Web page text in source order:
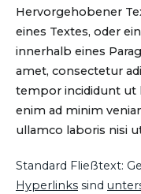
Hervorgehobener
eines Textes, oder
innerhalb eines
amet, consectetur
tempor incididunt ut
enim ad minim
ullamco laboris nisi
Standard Fließtext:
Hyperlinks sind